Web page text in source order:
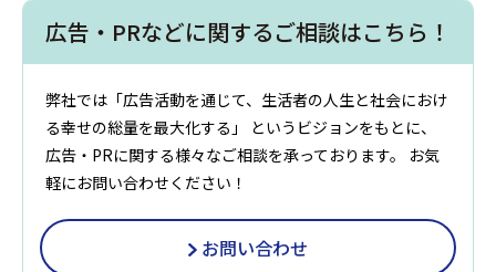
広告・PRなどに関するご相談はこちら！
弊社では「広告活動を通じて、生活者の人生と社会におけ
る​幸せの総量を最大化する」 というビジョンをもとに、
広告・PRに関する様々なご相談を承っております。 お気
軽にお問い合わせください！
お問い合わせ